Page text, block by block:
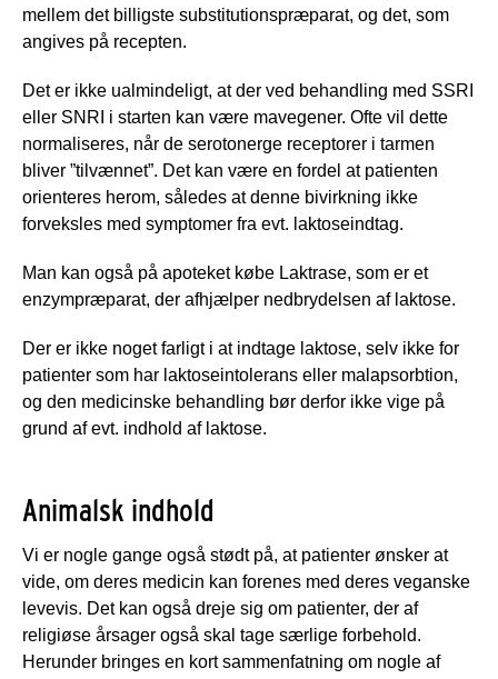
mellem det billigste substitutionspræparat, og det, som
angives på recepten.
Det er ikke ualmindeligt, at der ved behandling med SSRI
eller SNRI i starten kan være mavegener. Ofte vil dette
normaliseres, når de serotonerge receptorer i tarmen
bliver ”tilvænnet”. Det kan være en fordel at patienten
orienteres herom, således at denne bivirkning ikke
forveksles med symptomer fra evt. laktoseindtag.
Man kan også på apoteket købe Laktrase, som er et
enzympræparat, der afhjælper nedbrydelsen af laktose.
Der er ikke noget farligt i at indtage laktose, selv ikke for
patienter som har laktoseintolerans eller malapsorbtion,
og den medicinske behandling bør derfor ikke vige på
grund af evt. indhold af laktose.
Animalsk indhold
Vi er nogle gange også stødt på, at patienter ønsker at
vide, om deres medicin kan forenes med deres veganske
levevis. Det kan også dreje sig om patienter, der af
religiøse årsager også skal tage særlige forbehold.
Herunder bringes en kort sammenfatning om nogle af